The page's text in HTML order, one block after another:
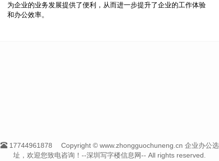
为企业的业务发展提供了便利，从而进一步提升了企业的工作体验
和办公效率。
17744961878
Copyright © www.zhongguochuneng.cn 企业办公选
址，欢迎您致电咨询！--深圳写字楼信息网-- All rights reserved.